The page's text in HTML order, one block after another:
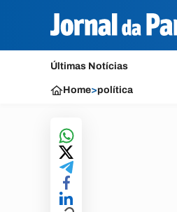
Últimas Notícias
Home>política